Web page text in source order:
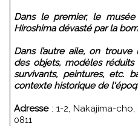
Dans le premier, le
Hiroshima dévasté par la
Dans l’autre aile, on
des objets, modèles
survivants, peintures, etc.
contexte historique de
Adresse: 1-2, Nakajima-cho,
0811